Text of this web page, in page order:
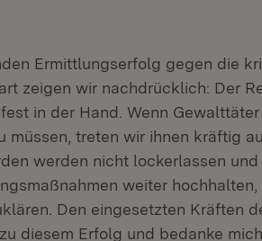
Ermittlungserfolg gegen die
zeigen wir nachdrücklich: Der
in der Hand. Wenn Gewalttäter
müssen, treten wir ihnen kräftig
werden nicht lockerlassen
weiter hochhalten,
Den eingesetzten Kräften
diesem Erfolg und bedanke